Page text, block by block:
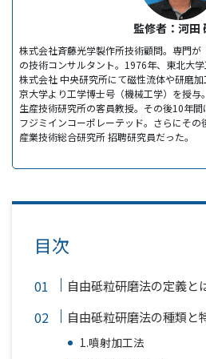
監修者：河田
株式会社斉藤光学製作所技術顧問。専門が
の技術コンサルタント。1976年、東北大
株式会社 中央研究所にて磁性流体や研磨
京大学より工学博士号（機械工学）を授
生産技術研究所の客員教授。その後10年
フジミインコーポレーテッド。さらにそ
産業技術総合研究所 招聘研究員だった。
目次
自由砥粒研磨法の定義と
自由砥粒研磨法の種類と
1.噴射加工法